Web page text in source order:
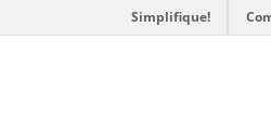
Simplifique!